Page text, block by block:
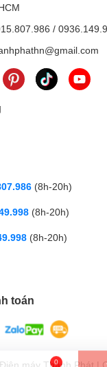
/
(8h-20h)
(8h-20h)
(8h-20h)
toán